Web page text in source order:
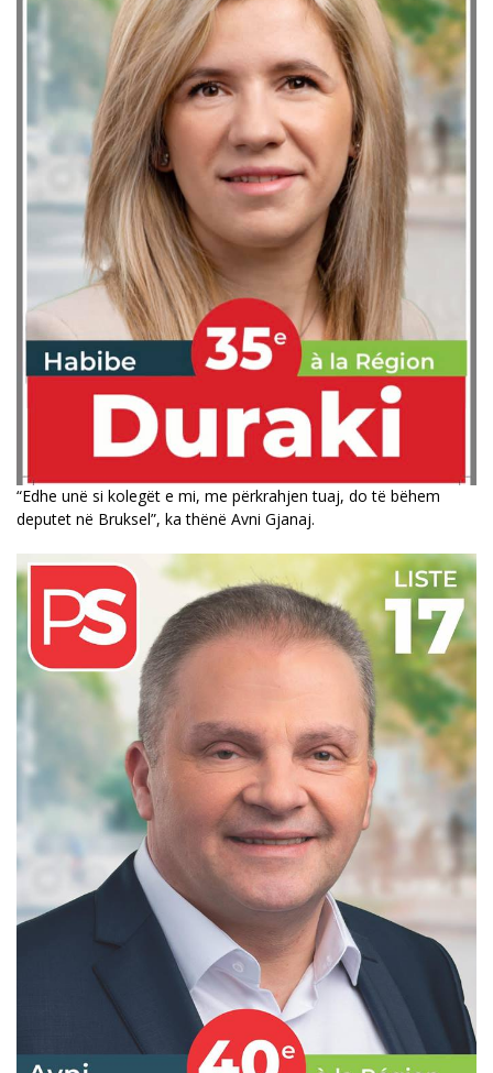
“Edhe unë si kolegët e mi, me përkrahjen tuaj, do të bëhem
deputet në Bruksel”, ka thënë Avni Gjanaj.